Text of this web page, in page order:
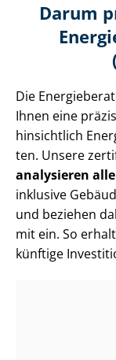
Darum
Die
Ihnen eine
hinsichtlich
ten. Unsere
analysieren
inklusive
und beziehen
mit ein. So
künftige